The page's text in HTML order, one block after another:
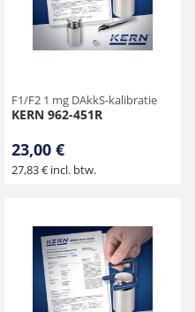
F1/F2 1 mg DAkkS-kalibratie
KERN 962-451R
23,00 €
27,83 € incl. btw.